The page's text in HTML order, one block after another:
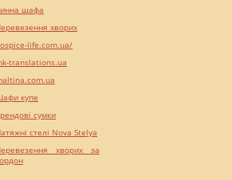
шафа
хворих
life.com.ua/
translations.ua
купе
сумки
стелі Nova Stelya
хворих за